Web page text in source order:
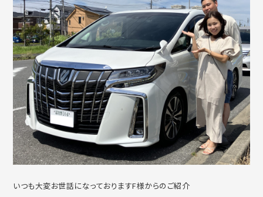
いつも大変お世話になっておりますF様からのご紹介